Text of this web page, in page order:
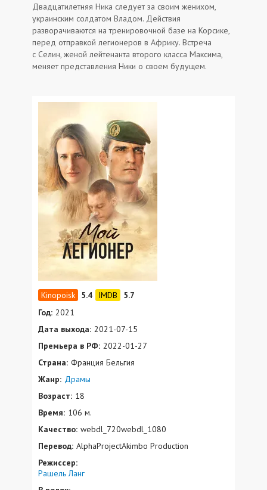
Двадцатилетняя Ника следует за своим женихом,
украинским солдатом Владом. Действия
разворачиваются на тренировочной базе на Корсике,
перед отправкой легионеров в Африку. Встреча
с Селин, женой лейтенанта второго класса Максима,
меняет представления Ники о своем будущем.
5.4
5.7
Год: 2021
Дата выхода: 2021-07-15
Премьера в РФ: 2022-01-27
Страна: Франция Бельгия
Жанр: Драмы
Возраст: 18
Время: 106 м.
Качество: webdl_720webdl_1080
Перевод: AlphaProjectAkimbo Production
Режиссер:
Рашель Ланг